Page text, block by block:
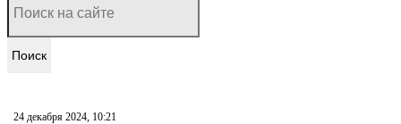
Поиск
24 декабря 2024, 10:21